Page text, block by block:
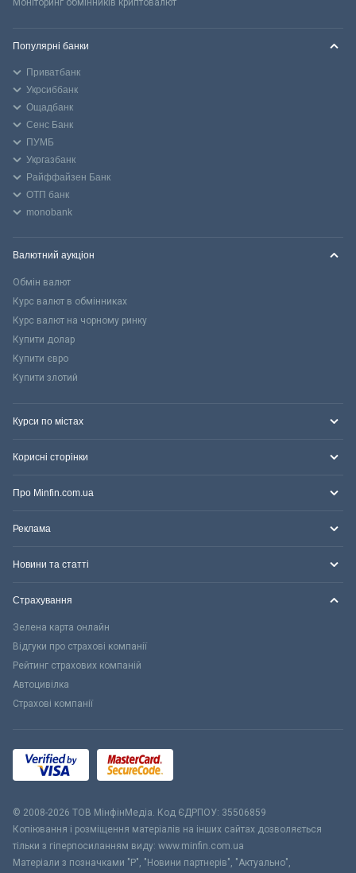
Моніторинг обмінників криптовалют
Популярні банки
Приватбанк
Укрсиббанк
Ощадбанк
Сенс Банк
ПУМБ
Укргазбанк
Райффайзен Банк
ОТП банк
monobank
Валютний аукціон
Обмін валют
Курс валют в обмінниках
Курс валют на чорному ринку
Купити долар
Купити євро
Купити злотий
Курси по містах
Корисні сторінки
Про Minfin.com.ua
Реклама
Новини та статті
Страхування
Зелена карта онлайн
Відгуки про страхові компанії
Рейтинг страхових компаній
Автоцивілка
Страхові компанії
© 2008-2026 ТОВ МiнфiнМедiа. Код ЄДРПОУ: 35506859
Копіювання і розміщення матеріалів на інших сайтах дозволяється
тільки з гіперпосиланням виду: www.minfin.com.ua
Матеріали з позначками "Р", "Новини партнерів", "Актуально",